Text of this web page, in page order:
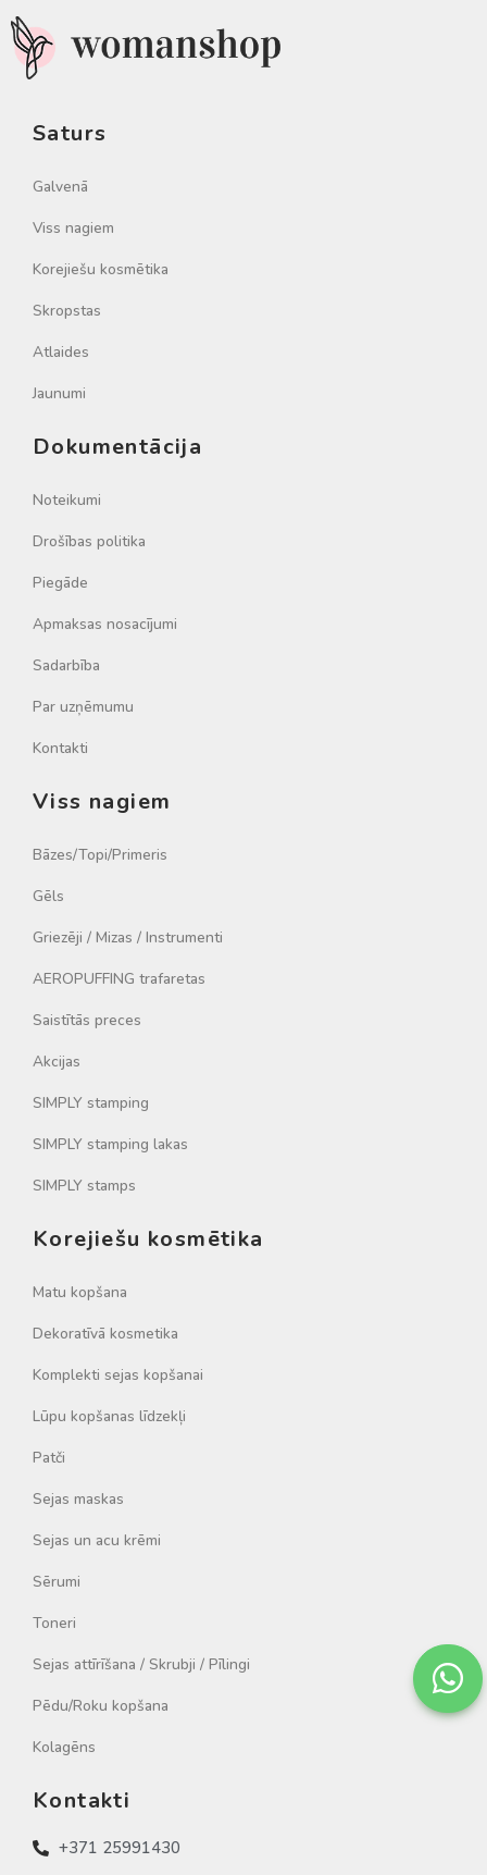
Saturs
Galvenā
Viss nagiem
Korejiešu kosmētika
Skropstas
Atlaides
Jaunumi
Dokumentācija
Noteikumi
Drošības politika
Piegāde
Apmaksas nosacījumi
Sadarbība
Par uzņēmumu
Kontakti
Viss nagiem
Bāzes/Topi/Primeris
Gēls
Griezēji / Mizas / Instrumenti
AEROPUFFING trafaretas
Saistītās preces
Akcijas
SIMPLY stamping
SIMPLY stamping lakas
SIMPLY stamps
Korejiešu kosmētika
Matu kopšana
Dekoratīvā kosmetika
Komplekti sejas kopšanai
Lūpu kopšanas līdzekļi
Patči
Sejas maskas
Sejas un acu krēmi
Sērumi
Toneri
Sejas attīrīšana / Skrubji / Pīlingi
Pēdu/Roku kopšana
Kolagēns
Kontakti
+371 25991430